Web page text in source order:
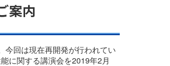
案内
今回は現在再開発が行われてい
に関する講演会を2019年2月